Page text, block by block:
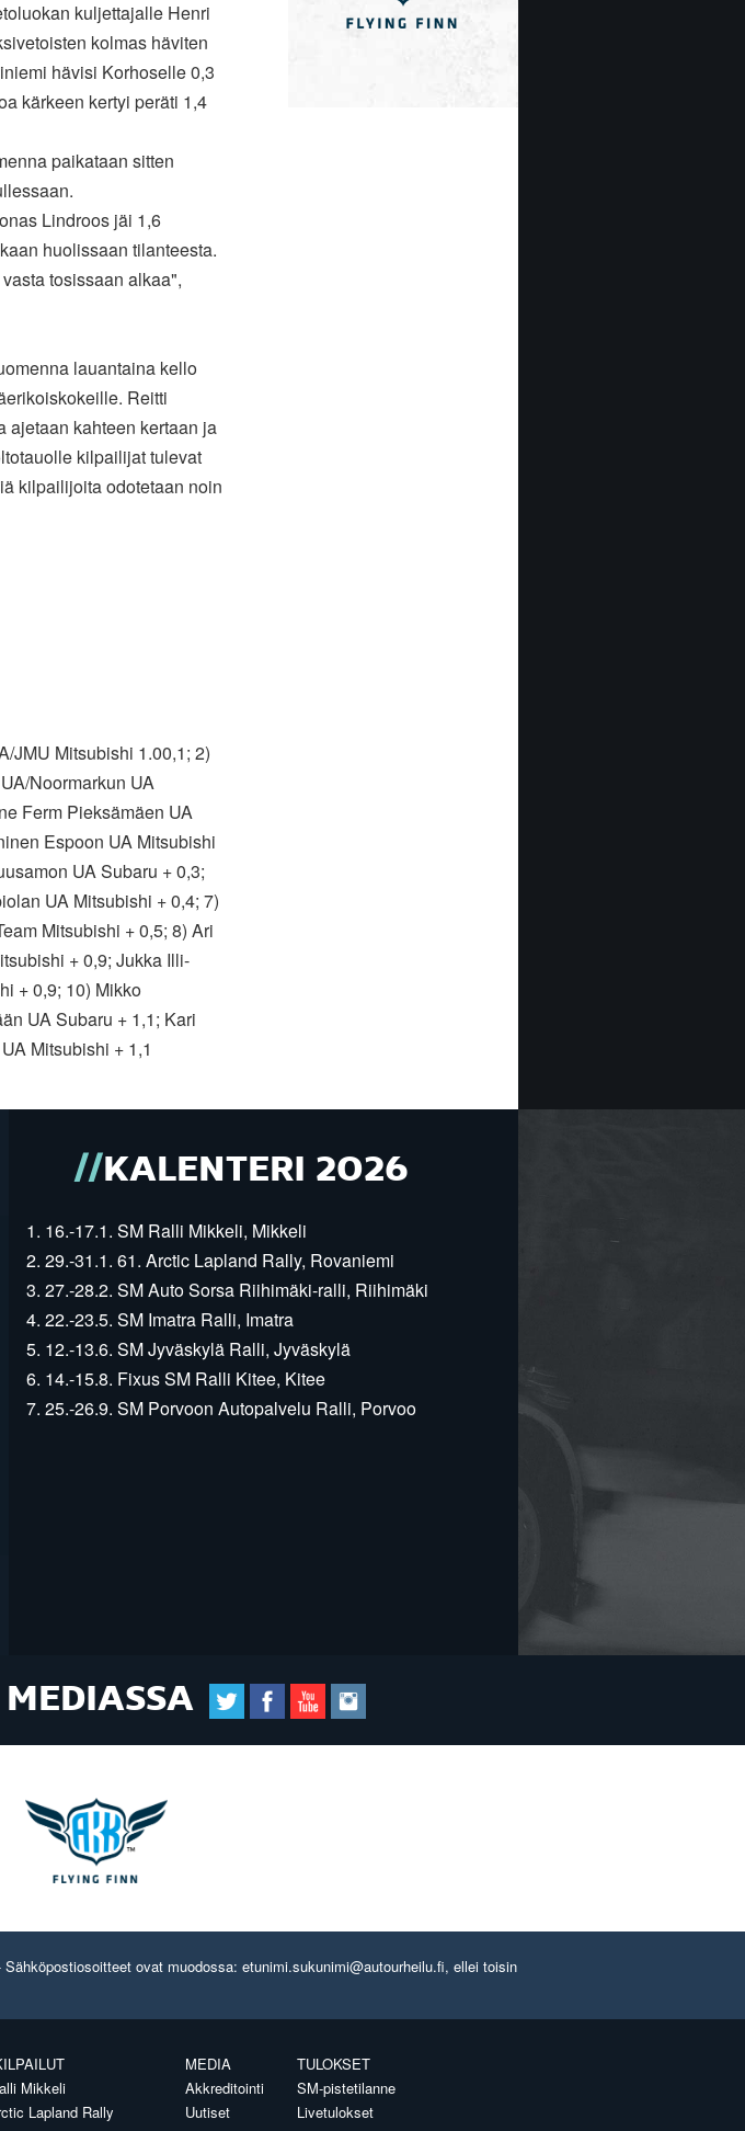
kuljettajalle Henri
kolmas häviten
hävisi Korhoselle 0,3
kärkeen kertyi peräti 1,4
paikataan sitten
Lindroos jäi 1,6
huolissaan tilanteesta.
tosissaan alkaa",
lauantaina kello
Reitti
ajetaan kahteen kertaan ja
kilpailijat tulevat
kilpailijoita odotetaan noin
JMU Mitsubishi 1.00,1; 2)
Noormarkun UA
Ferm Pieksämäen UA
Espoon UA Mitsubishi
UA Subaru + 0,3;
UA Mitsubishi + 0,4; 7)
Mitsubishi + 0,5; 8) Ari
+ 0,9; Jukka Illi-
+ 0,9; 10) Mikko
UA Subaru + 1,1; Kari
Mitsubishi + 1,1
KALENTERI 2026
1. 16.-17.1. SM Ralli Mikkeli, Mikkeli
2. 29.-31.1. 61. Arctic Lapland Rally, Rovaniemi
3. 27.-28.2. SM Auto Sorsa Riihimäki-ralli, Riihimäki
4. 22.-23.5. SM Imatra Ralli, Imatra
5. 12.-13.6. SM Jyväskylä Ralli, Jyväskylä
6. 14.-15.8. Fixus SM Ralli Kitee, Kitee
7. 25.-26.9. SM Porvoon Autopalvelu Ralli, Porvoo
ovat muodossa: etunimi.sukunimi@autourheilu.fi, ellei toisin
Mikkeli
Lapland Rally
MEDIA
Akkreditointi
Uutiset
TULOKSET
SM-pistetilanne
Livetulokset